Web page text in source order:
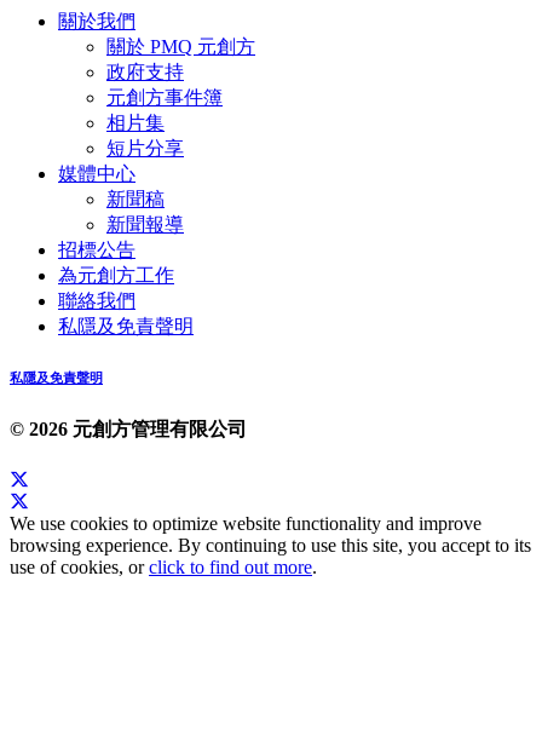
關於我們
關於 PMQ 元創方
政府支持
元創方事件簿
相片集
短片分享
媒體中心
新聞稿
新聞報導
招標公告
為元創方工作
聯絡我們
私隱及免責聲明
私隱及免責聲明
© 2026 元創方管理有限公司
We use cookies to optimize website functionality and improve
browsing experience. By continuing to use this site, you accept to its
use of cookies, orclick to find out more.